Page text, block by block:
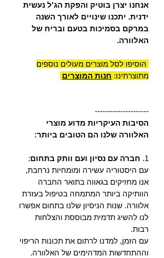
אנחנו יצרן בוטיק והפקת הג'ל נעשית
ידנית. יתכנו שינויים לאורך השנה
במרקם בסמיכות בטעם ובריח של
האלוורה.
הוסיפו לסל מוצרים מעולים נוספים
מתוצרתינו: חנות המוצרים
---------------------
הסיבות העיקריות מדוע מוצרי
האלוורה שלנו הם הטובים ביותר:
1. חברה עם נסיון ועם וותק בתחום:
עם היסטוריה עשירה ומומחיות נרחבת,
אנו מחזיקים בגאווה בתואר החברה
הוותיקה ביותר המתמחה בטיפול בעזרת
אלוורה. שנות הניסיון שלנו בתחום אפשרו
לנו להשיג תדמית מבוססת והצלחות
רבות.
עם הזמן, למדנו לרתום את תכונות הריפוי
וההתחדשות המדהימים של האלוורה.